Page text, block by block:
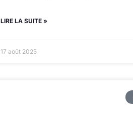
LIRE LA SUITE »
17 août 2025